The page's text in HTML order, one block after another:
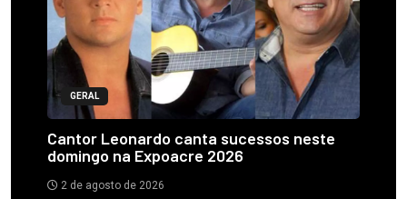
GERAL
Cantor Leonardo canta sucessos neste
domingo na Expoacre 2026
2 de agosto de 2026